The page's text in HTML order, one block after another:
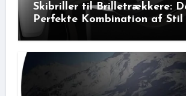
Skibriller til Brilletrækkere:
Perfekte Kombination af Stil
Beskyttelse